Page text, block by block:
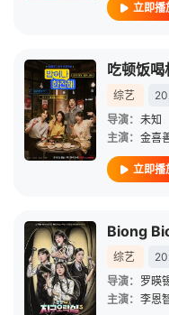
立即播
吃顿饭喝
综艺
导演： 未知
主演： 金喜
立即播
Biong
综艺
导演： 罗暎
主演： 李恩